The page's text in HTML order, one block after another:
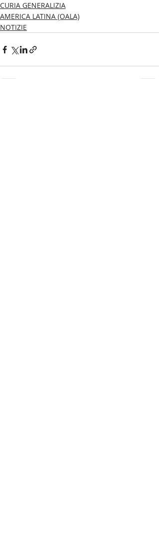
CURIA GENERALIZIA
AMERICA LATINA (OALA)
NOTIZIE